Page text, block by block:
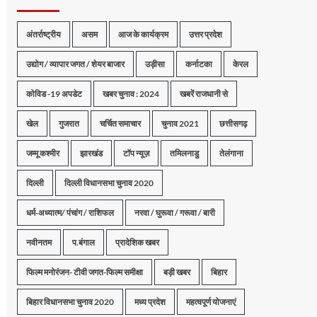
अंतर्राष्ट्रीय असम आज के कार्यक्रम उत्तर प्रदेश
उद्योग / व्यापार जगत / शेयर बाजार उड़ीसा कर्नाटका केरल
कोविड -19 अपडेट खबर चुनाव : 2024 खबरें राजधानी से
खेल गुजरात चर्चित समाचार चुनाव 2021 छत्तीसगढ़
जम्मू कश्मीर झारखंड टॉप न्यूज़ तमिलनाडु तेलंगाना
दिल्ली दिल्ली विधानसभा चुनाव 2020
धर्म-अध्यात्म/ पंचांग / राशिफल नरवा / घुरूवा / गरूवा / बारी
नवीनतम प.बंगाल प्रादेशिक खबर
फिल्म मनोरंजन- टीवी जगत-फिल्म समीक्षा बड़ी खबर बिहार
बिहार विधानसभा चुनाव 2020 मध्य प्रदेश महत्वपूर्ण योजनाएं